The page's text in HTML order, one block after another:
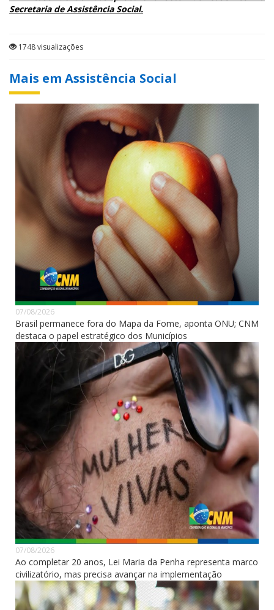
Secretaria de Assistência Social.
1748 visualizações
Mais em Assistência Social
07/08/2026
Brasil permanece fora do Mapa da Fome, aponta ONU; CNM
destaca o papel estratégico dos Municípios
07/08/2026
Ao completar 20 anos, Lei Maria da Penha representa marco
civilizatório, mas precisa avançar na implementação